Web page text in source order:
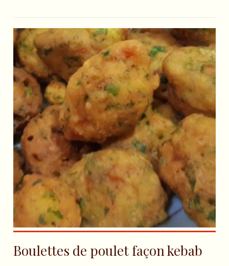
Boulettes de poulet façon kebab